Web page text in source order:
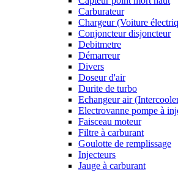
Carburateur
Chargeur (Voiture
Conjoncteur disjoncteur
Debitmetre
Démarreur
Divers
Doseur d'air
Durite de turbo
Echangeur air
Electrovanne pompe à
Faisceau moteur
Filtre à carburant
Goulotte de remplissage
Injecteurs
Jauge à carburant